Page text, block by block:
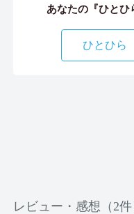
あなたの『ひとひ
ひとひら
レビュー・感想（2件